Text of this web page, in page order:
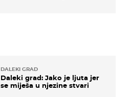
DALEKI GRAD
Daleki grad: Jako je ljuta jer
se miješa u njezine stvari